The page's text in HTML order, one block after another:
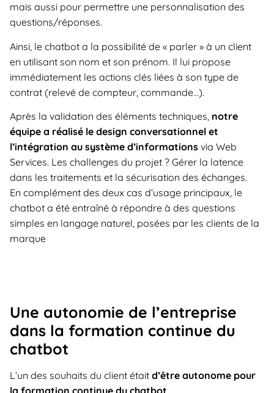
mais aussi pour permettre une personnalisation des
questions/réponses.
Ainsi, le chatbot a la possibilité de « parler » à un client
en utilisant son nom et son prénom. Il lui propose
immédiatement les actions clés liées à son type de
contrat (relevé de compteur, commande…).
Après la validation des éléments techniques, notre
équipe a réalisé le design conversationnel et
l’intégration au système d’informations via Web
Services. Les challenges du projet ? Gérer la latence
dans les traitements et la sécurisation des échanges.
En complément des deux cas d’usage principaux, le
chatbot a été entraîné à répondre à des questions
simples en langage naturel, posées par les clients de la
marque
Une autonomie de l’entreprise
dans la formation continue du
chatbot
L’un des souhaits du client était d’être autonome pour